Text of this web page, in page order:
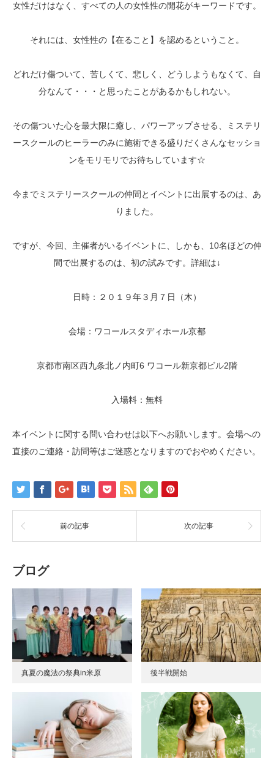
女性だけはなく、すべての人の女性性の開花がキーワードです。
それには、女性性の【在ること】を認めるということ。
どれだけ傷ついて、苦しくて、悲しく、どうしようもなくて、自
分なんて・・・と思ったことがあるかもしれない。
その傷ついた心を最大限に癒し、パワーアップさせる、ミステリ
ースクールのヒーラーのみに施術できる盛りだくさんなセッショ
ンをモリモリでお待ちしています☆
今までミステリースクールの仲間とイベントに出展するのは、あ
りました。
ですが、今回、主催者がいるイベントに、しかも、10名ほどの仲
間で出展するのは、初の試みです。詳細は↓
日時：２０１９年３月７日（木）
会場：ワコールスタディホール京都
京都市南区西九条北ノ内町6 ワコール新京都ビル2階
入場料：無料
本イベントに関する問い合わせは以下へお願いします。会場への
直接のご連絡・訪問等はご迷惑となりますのでおやめください。
前の記事 次の記事
ブログ
真夏の魔法の祭典in米原 後半戦開始